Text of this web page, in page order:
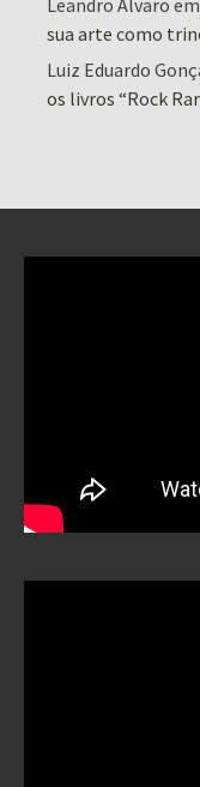
sua arte como
Luiz Eduardo
os livros “Rock